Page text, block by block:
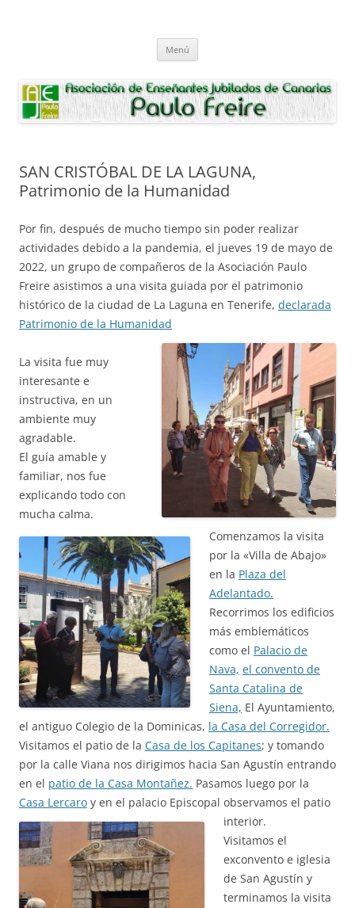
Paulo Freire
Menú
SAN CRISTÓBAL DE LA LAGUNA,
Patrimonio de la Humanidad
Por fin, después de mucho tiempo sin poder realizar
actividades debido a la pandemia, el jueves 19 de mayo de
2022, un grupo de compañeros de la Asociación Paulo
Freire asistimos a una visita guiada por el patrimonio
histórico de la ciudad de La Laguna en Tenerife, declarada
Patrimonio de la Humanidad
La visita fue muy
interesante e
instructiva, en un
ambiente muy
agradable.
El guía amable y
familiar, nos fue
explicando todo con
mucha calma.
Comenzamos la visita
por la «Villa de Abajo»
en la Plaza del
Adelantado.
Recorrimos los edificios
más emblemáticos
como el Palacio de
Nava, el convento de
Santa Catalina de
Siena, El Ayuntamiento,
el antiguo Colegio de la Dominicas, la Casa del Corregidor.
Visitamos el patio de la Casa de los Capitanes; y tomando
por la calle Viana nos dirigimos hacia San Agustín entrando
en el patio de la Casa Montañez. Pasamos luego por la
Casa Lercaro y en el palacio Episcopal observamos el patio
interior.
Visitamos el
exconvento e iglesia
de San Agustín y
terminamos la visita